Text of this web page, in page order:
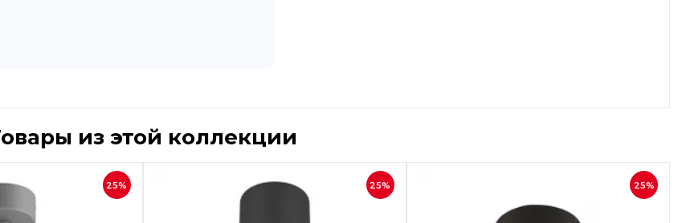
из этой коллекции
25% 25% 25%
просмотр Быстрый просмотр